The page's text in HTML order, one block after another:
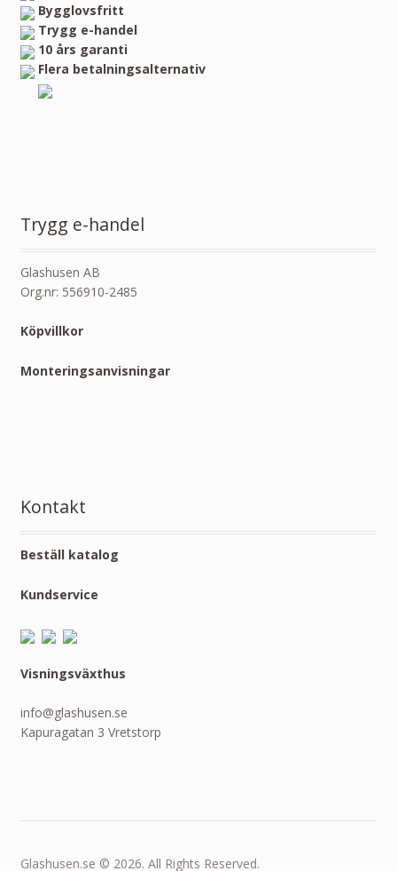
Bygglovsfritt
Trygg e-handel
10 års garanti
Flera betalningsalternativ
Trygg e-handel
Glashusen AB
Org.nr: 556910-2485
Köpvillkor
Monteringsanvisningar
Kontakt
Beställ katalog
Kundservice
Visningsväxthus
info@glashusen.se
Kapuragatan 3 Vretstorp
Glashusen.se © 2026. All Rights Reserved.